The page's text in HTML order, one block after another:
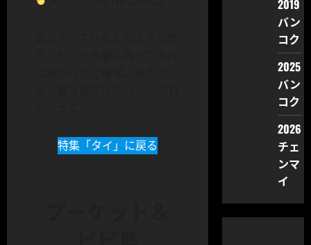
特集「タイ」に戻る
2019
バン
コク
2025
バン
コク
2026
チェ
ンマ
イ